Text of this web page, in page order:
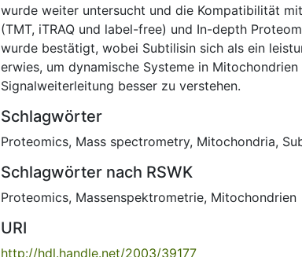
wurde weiter untersucht und die Kompatibilität
(TMT, iTRAQ und label-free) und In-depth
wurde bestätigt, wobei Subtilisin sich als ein
erwies, um dynamische Systeme in
Signalweiterleitung besser zu verstehen.
Schlagwörter
Proteomics, Mass spectrometry, Mitochondria,
Schlagwörter nach RSWK
Proteomics, Massenspektrometrie, Mitochondrien
URI
http://hdl.handle.net/2003/39177